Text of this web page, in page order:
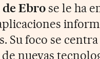
Ebrose le ha
Su foco se
nuevas